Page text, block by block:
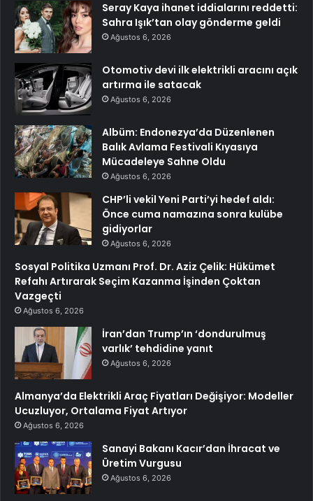
Seray Kaya ihanet iddialarını reddetti:
Sahra Işık’tan olay gönderme geldi
Ağustos 6, 2026
Otomotiv devi ilk elektrikli aracını açık
artırma ile satacak
Ağustos 6, 2026
Albüm: Endonezya’da Düzenlenen
Balık Avlama Festivali Kıyasıya
Mücadeleye Sahne Oldu
Ağustos 6, 2026
CHP’li vekil Yeni Parti’yi hedef aldı:
Önce cuma namazına sonra kulübe
gidiyorlar
Ağustos 6, 2026
Sosyal Politika Uzmanı Prof. Dr. Aziz Çelik: Hükümet
Refahı Artırarak Seçim Kazanma İşinden Çoktan
Vazgeçti
Ağustos 6, 2026
İran’dan Trump’ın ‘dondurulmuş
varlık’ tehdidine yanıt
Ağustos 6, 2026
Almanya’da Elektrikli Araç Fiyatları Değişiyor: Modeller
Ucuzluyor, Ortalama Fiyat Artıyor
Ağustos 6, 2026
Sanayi Bakanı Kacır’dan İhracat ve
Üretim Vurgusu
Ağustos 6, 2026